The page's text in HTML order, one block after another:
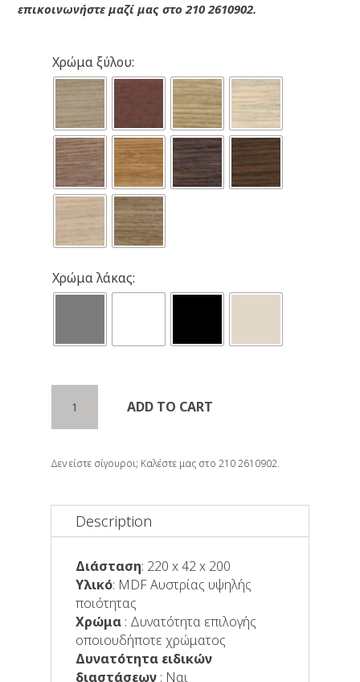
επικοινωνήστε μαζί μας στο 210 2610902.
Χρώμα ξύλου:
Χρώμα λάκας:
VERTIGO
quantity
ADD TO CART
Δεν είστε σίγουροι; Καλέστε μας στο 210 2610902.
Description
Διάσταση: 220 x 42 x 200
Υλικό: MDF Αυστρίας υψηλής
ποιότητας
Χρώμα: Δυνατότητα επιλογής
οποιουδήποτε χρώματος
Δυνατότητα ειδικών
διαστάσεων: Ναι